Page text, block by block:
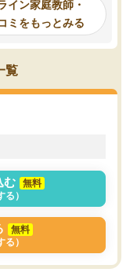
るのが心強かったよう
謝です。
イン家庭教師・
ミをもっとみる
覧
む
無料
る）
無料
る）